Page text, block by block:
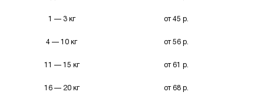
1 — 3 кг от 45 р.
4 — 10 кг от 56 р.
11 — 15 кг от 61 р.
16 — 20 кг от 68 р.